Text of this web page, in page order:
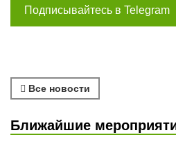
Подписывайтесь в Telegram
Все новости
Ближайшие